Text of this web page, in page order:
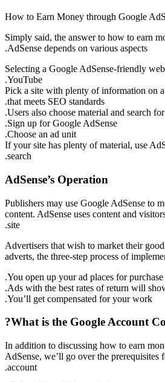
Simply said, the answer to how to earn
AdSense depends on various aspects.
Selecting a Google AdSense-friendly
YouTube.
Pick a site with plenty of information on
that meets SEO standards.
Users also choose material and search for
Sign up for Google AdSense.
Choose an ad unit.
If your site has plenty of material, use
search.
AdSense’s Operation
Publishers may use Google AdSense to
content. AdSense uses content and
site.
Advertisers that wish to market their
adverts, the three-step process of
You open up your ad places for purchase.
Ads with the best rates of return will
You’ll get compensated for your work.
What is the Google Account
In addition to discussing how to earn
AdSense, we’ll go over the prerequisites
account.